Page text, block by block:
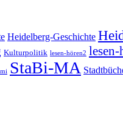
Heidelberg-Geschichte
Kulturpolitik lesen-hören2 lesen-
StaBi-MA